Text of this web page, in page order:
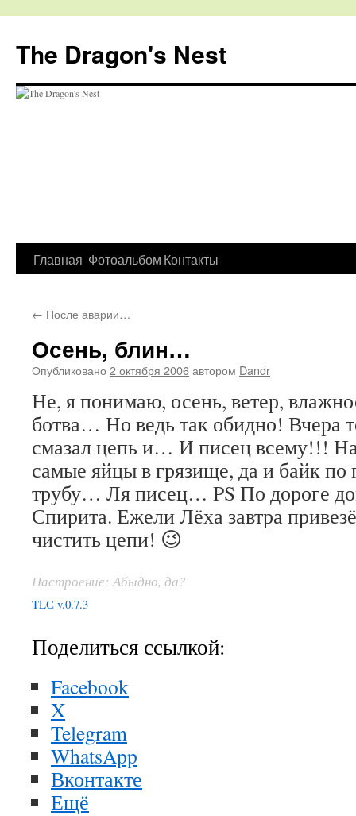
The Dragon's Nest
Перейти
содержимому
Главная Фотоальбом Контакты
← После аварии…
Осень, блин…
Опубликовано 2 октября 2006автором Dandr
Не, я понимаю, осень, ветер,
ботва… Но ведь так обидно! Вчера
смазал цепь и… И писец всему!!!
самые яйцы в грязище, да и байк по
трубу… Ля писец… PS По дороге
Спирита. Ежели Лёха завтра
чистить цепи! 😉
Настроение: Абыдно, да?
TLС v.0.7.3
Поделиться ссылкой:
Facebook
X
Telegram
WhatsApp
Вконтакте
Ещё